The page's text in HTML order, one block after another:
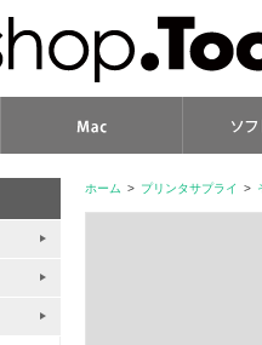
ホーム > プリンタサプライ >